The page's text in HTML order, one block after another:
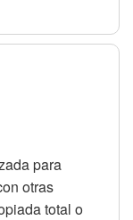
para
otras
total o